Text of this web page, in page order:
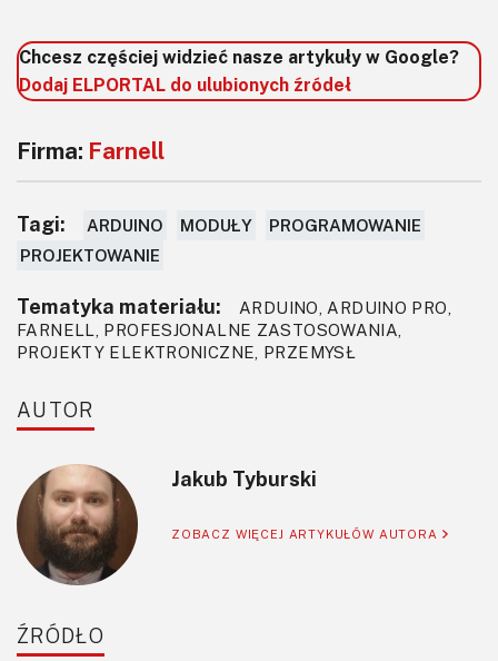
Chcesz częściej widzieć nasze artykuły w Google?
Dodaj ELPORTAL do ulubionych źródeł
Firma: Farnell
Tagi: ARDUINO MODUŁY
PROGRAMOWANIE
PROJEKTOWANIE
Tematyka materiału:
ARDUINO, ARDUINO PRO,
FARNELL, PROFESJONALNE ZASTOSOWANIA,
PROJEKTY ELEKTRONICZNE, PRZEMYSŁ
AUTOR
Jakub Tyburski
ZOBACZ WIĘCEJ ARTYKUŁÓW AUTORA
ŹRÓDŁO